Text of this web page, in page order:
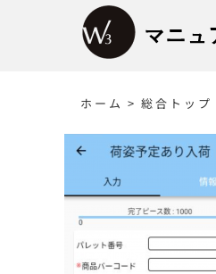
ホーム > 総合トップ